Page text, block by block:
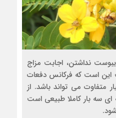
نداشتن، اجابت مزاج
این است که فرکانس دفعات
متفاوت می تواند باشد. از
ای سه بار کاملا طبیعی است